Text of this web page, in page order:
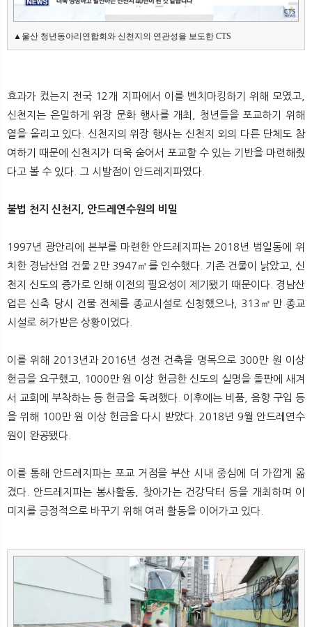
▲울산 청년동아리연합회와 신천지의 연관성을 보도한 CTS
효과가 컸는지 전국 12개 지파에서 이를 벤치마킹하기 위해 모였고,
신천지는 은밀하게 위장 문화 행사를 개최, 청년들을 포교하기 위해
열을 올리고 있다. 신천지의 위장 행사는 신천지 외의 다른 단체도 참
여하기 때문에 신천지가 더욱 숨어서 포교할 수 있는 기반을 마련해줬
다고 볼 수 있다. 그 시발점이 안드레지파였다.
불법 천지 신천지, 안드레연수원의 비밀
1997년 광안리에 본부를 마련한 안드레지파는 2018년 범일동에 위
치한 경남산업 건물 2만 3947㎡를 인수했다. 기존 건물이 낡았고, 신
천지 신도의 증가로 인해 이전의 필요성이 제기됐기 때문이다. 경남산
업은 신축 당시 건물 전체를 종교시설로 신청했으나, 313㎡만 종교
시설로 허가받은 상황이었다.
이를 위해 2013년과 2016년 성전 건축을 명목으로 300만 원 이상
헌금을 요구했고, 1000만 원 이상 헌금한 신도의 실명을 돌판에 새겨
서 교회에 부착하는 등 헌금을 독려했다. 이후에는 비품, 음향 구입 등
을 위해 100만 원 이상 헌금을 다시 받았다. 2018년 9월 안드레연수
원이 완공됐다.
이를 통해 안드레지파는 포교 거점을 부산 시내 중심에 더 가깝게 옮
겼다. 안드레지파는 봉사활동, 찾아가는 건강닥터 등을 개최하며 이
미지를 긍정적으로 바꾸기 위해 여러 활동을 이어가고 있다.